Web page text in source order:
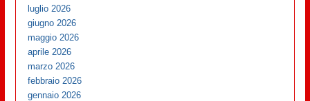
luglio 2026
giugno 2026
maggio 2026
aprile 2026
marzo 2026
febbraio 2026
gennaio 2026